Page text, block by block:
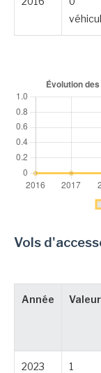
Vols
Année Valeur
2023
1